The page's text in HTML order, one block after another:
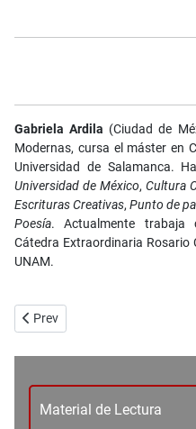
Material de Lectura
Gabriela Ardila (Ciudad de
Modernas, cursa el máster en
Universidad de Salamanca.
Universidad de México, Cultura
Escrituras Creativas, Punto de
Poesía. Actualmente trabaja
Cátedra Extraordinaria Rosario
UNAM.
Previous article: No. 85-86 -
Prev